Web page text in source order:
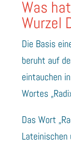
Was
Wurzel
Die Basis
beruht auf
eintauchen
Wortes
Das Wort